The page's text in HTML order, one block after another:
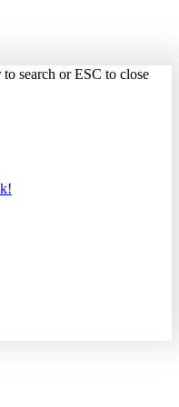
search or ESC to close